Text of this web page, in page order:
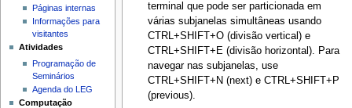
terminal que pode ser particionada em
várias subjanelas simultâneas usando
CTRL+SHIFT+O (divisão vertical) e
CTRL+SHIFT+E (divisão horizontal). Para
navegar nas subjanelas, use
CTRL+SHIFT+N (next) e CTRL+SHIFT+P
(previous).
Páginas internas
Informações para
visitantes
Atividades
Programação de
Seminários
Agenda do LEG
Computação